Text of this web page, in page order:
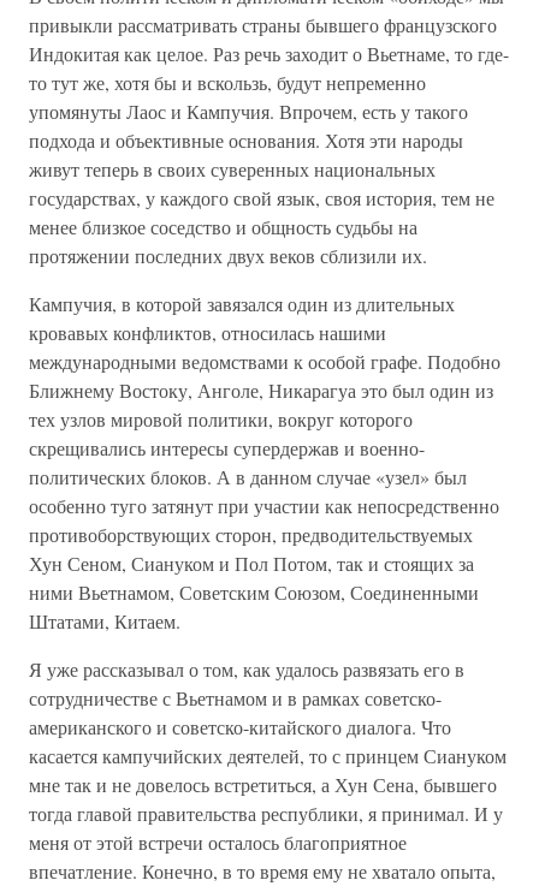
привыкли рассматривать страны бывшего французского
Индокитая как целое. Раз речь заходит о Вьетнаме, то где-
то тут же, хотя бы и вскользь, будут непременно
упомянуты Лаос и Кампучия. Впрочем, есть у такого
подхода и объективные основания. Хотя эти народы
живут теперь в своих суверенных национальных
государствах, у каждого свой язык, своя история, тем не
менее близкое соседство и общность судьбы на
протяжении последних двух веков сблизили их.
Кампучия, в которой завязался один из длительных
кровавых конфликтов, относилась нашими
международными ведомствами к особой графе. Подобно
Ближнему Востоку, Анголе, Никарагуа это был один из
тех узлов мировой политики, вокруг которого
скрещивались интересы супердержав и военно-
политических блоков. А в данном случае «узел» был
особенно туго затянут при участии как непосредственно
противоборствующих сторон, предводительствуемых
Хун Сеном, Сиануком и Пол Потом, так и стоящих за
ними Вьетнамом, Советским Союзом, Соединенными
Штатами, Китаем.
Я уже рассказывал о том, как удалось развязать его в
сотрудничестве с Вьетнамом и в рамках советско-
американского и советско-китайского диалога. Что
касается кампучийских деятелей, то с принцем Сиануком
мне так и не довелось встретиться, а Хун Сена, бывшего
тогда главой правительства республики, я принимал. И у
меня от этой встречи осталось благоприятное
впечатление. Конечно, в то время ему не хватало опыта,